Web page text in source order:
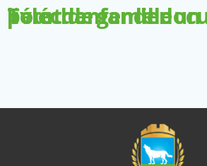
Télécharger le document pour demander un nouveau livret de famille